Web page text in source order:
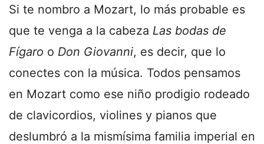
Si te nombro a Mozart, lo más probable es
que te venga a la cabeza Las bodas de
Fígaro o Don Giovanni, es decir, que lo
conectes con la música. Todos pensamos
en Mozart como ese niño prodigio rodeado
de clavicordios, violines y pianos que
deslumbró a la mismísima familia imperial en